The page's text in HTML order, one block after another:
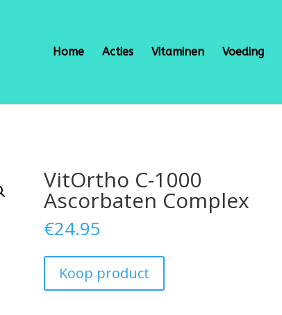
Home Acties Vitaminen Voeding
VitOrtho C-1000
Ascorbaten Complex
€24.95
Koop product